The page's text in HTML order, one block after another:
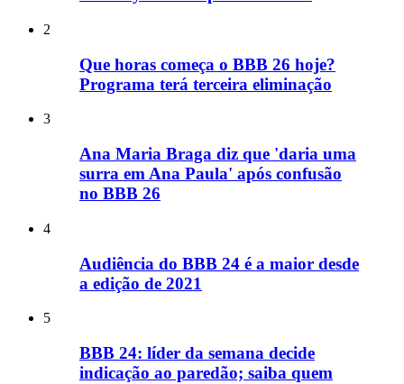
2
Que horas começa o BBB 26 hoje?
Programa terá terceira eliminação
3
Ana Maria Braga diz que 'daria uma
surra em Ana Paula' após confusão
no BBB 26
4
Audiência do BBB 24 é a maior desde
a edição de 2021
5
BBB 24: líder da semana decide
indicação ao paredão; saiba quem